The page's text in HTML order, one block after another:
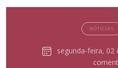
NOTICIAS
segunda-feira, 02